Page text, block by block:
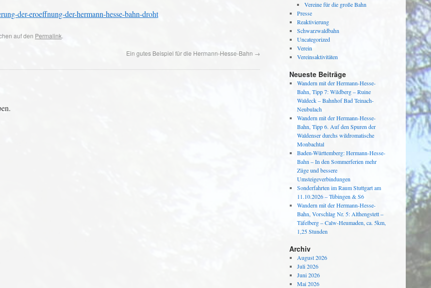
der-eroeffnung-der-hermann-hesse-bahn-droht
auf den Permalink.
Ein gutes Beispiel für die Hermann-Hesse-Bahn →
Vereine für die große Bahn
Presse
Reaktivierung
Schwarzwaldbahn
Uncategorized
Verein
Vereinsaktivitäten
Neueste Beiträge
Wandern mit der Hermann-Hesse-
Bahn, Tipp 7: Wildberg – Ruine
Waldeck – Bahnhof Bad Teinach-
Neubulach
Wandern mit der Hermann-Hesse-
Bahn, Tipp 6. Auf den Spuren der
Waldenser durchs wildromatische
Monbachtal
Baden-Württemberg: Hermann-Hesse-
Bahn – In den Sommerferien mehr
Züge und bessere
Umsteigeverbindungen
Sonderfahrten im Raum Stuttgart am
11.10.2026 – Tübingen & S6
Wandern mit der Hermann-Hesse-
Bahn, Vorschlag Nr. 5: Althengstett –
Täfelberg – Calw-Heumaden, ca. 5km,
1,25 Stunden
Archiv
August 2026
Juli 2026
Juni 2026
Mai 2026